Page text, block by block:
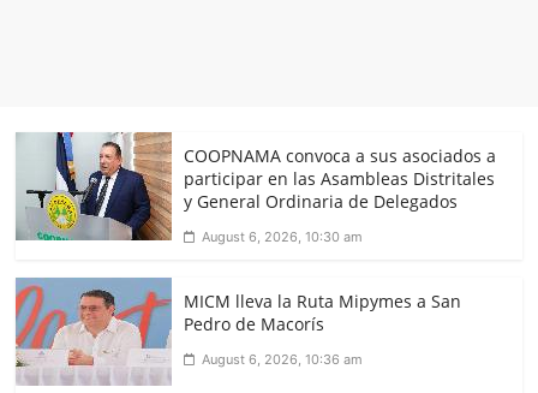
COOPNAMA convoca a sus asociados a
participar en las Asambleas Distritales
y General Ordinaria de Delegados
August 6, 2026, 10:30 am
MICM lleva la Ruta Mipymes a San
Pedro de Macorís
August 6, 2026, 10:36 am